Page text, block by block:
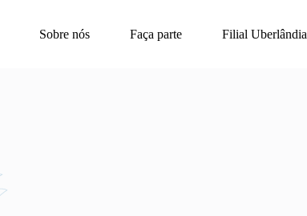
Sobre nós Faça parte Filial Uberlândia